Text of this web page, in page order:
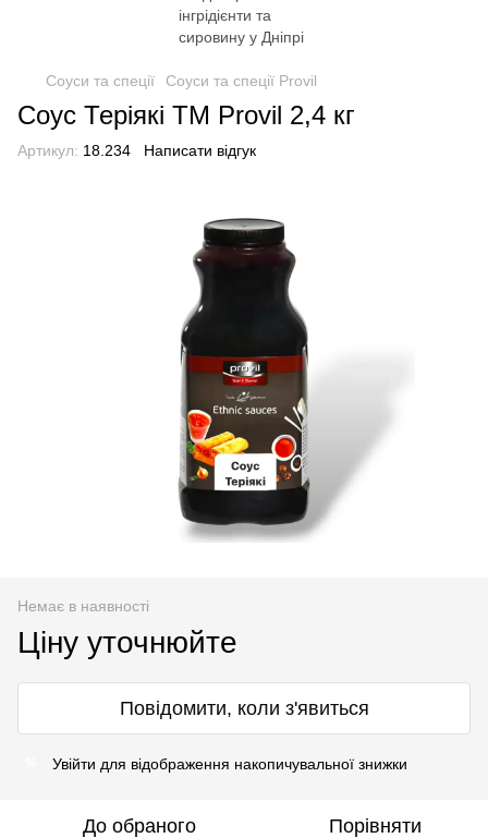
Соуси та спеції Соуси та спеції Provil
Соус Теріякі ТМ Provil 2,4 кг
Артикул: 18.234 Написати відгук
Немає в наявності
Ціну уточнюйте
Повідомити, коли з'явиться
Увійти для відображення накопичувальної знижки
До обраного Порівняти